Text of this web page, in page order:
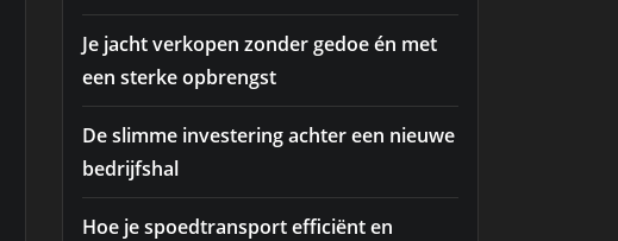
Je jacht verkopen zonder gedoe én met
een sterke opbrengst
De slimme investering achter een nieuwe
bedrijfshal
Hoe je spoedtransport efficiënt en